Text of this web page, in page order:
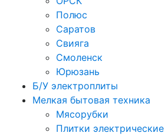
Полюс
Саратов
Свияга
Смоленск
Юрюзань
Б/У электроплиты
Мелкая бытовая техника
Мясорубки
Плитки электрические